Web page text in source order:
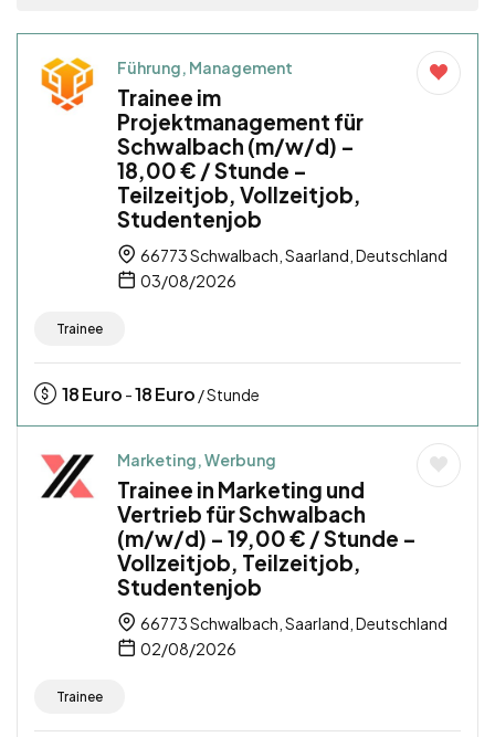
Führung, Management
Trainee im
Projektmanagement für
Schwalbach (m/w/d) –
18,00 € / Stunde –
Teilzeitjob, Vollzeitjob,
Studentenjob
66773 Schwalbach, Saarland, Deutschland
03/08/2026
Trainee
18Euro -18Euro / Stunde
Marketing, Werbung
Trainee in Marketing und
Vertrieb für Schwalbach
(m/w/d) – 19,00 € / Stunde –
Vollzeitjob, Teilzeitjob,
Studentenjob
66773 Schwalbach, Saarland, Deutschland
02/08/2026
Trainee